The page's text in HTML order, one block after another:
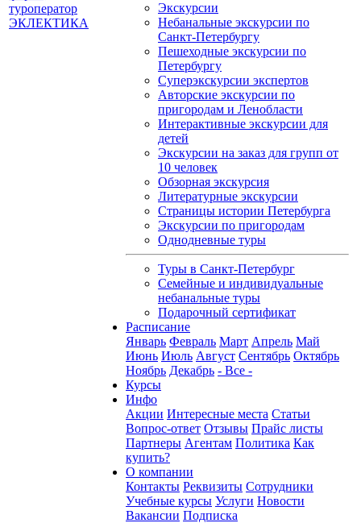
Экскурсии
Небанальные экскурсии по
Санкт-Петербургу
Пешеходные экскурсии по
Петербургу
Суперэкскурсии экспертов
Авторские экскурсии по
пригородам и Ленобласти
Интерактивные экскурсии для
детей
Экскурсии на заказ для групп от
10 человек
Обзорная экскурсия
Литературные экскурсии
Страницы истории Петербурга
Экскурсии по пригородам
Однодневные туры
Туры в Санкт-Петербург
Семейные и индивидуальные
небанальные туры
Подарочный сертификат
Расписание
Январь Февраль Март Апрель Май
Июнь Июль Август Сентябрь Октябрь
Ноябрь Декабрь - Все -
Курсы
Инфо
Акции Интересные места Статьи
Вопрос-ответ Отзывы Прайс листы
Партнеры Агентам Политика Как
купить?
О компании
Контакты Реквизиты Сотрудники
Учебные курсы Услуги Новости
Вакансии Подписка